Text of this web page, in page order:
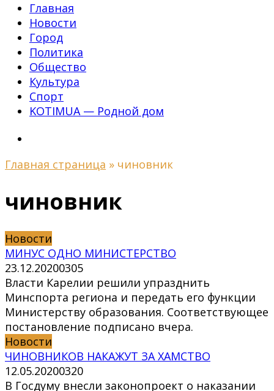
Главная
Новости
Город
Политика
Общество
Культура
Спорт
KOTIMUA — Родной дом
Главная страница » чиновник
чиновник
Новости
МИНУС ОДНО МИНИСТЕРСТВО
23.12.20200305
Власти Карелии решили упразднить
Минспорта региона и передать его функции
Министерству образования. Соответствующее
постановление подписано вчера.
Новости
ЧИНОВНИКОВ НАКАЖУТ ЗА ХАМСТВО
12.05.20200320
В Госдуму внесли законопроект о наказании